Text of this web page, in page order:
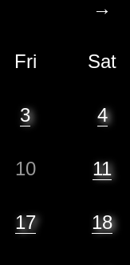
→
Fri Sat
3 4
10 11
17 18